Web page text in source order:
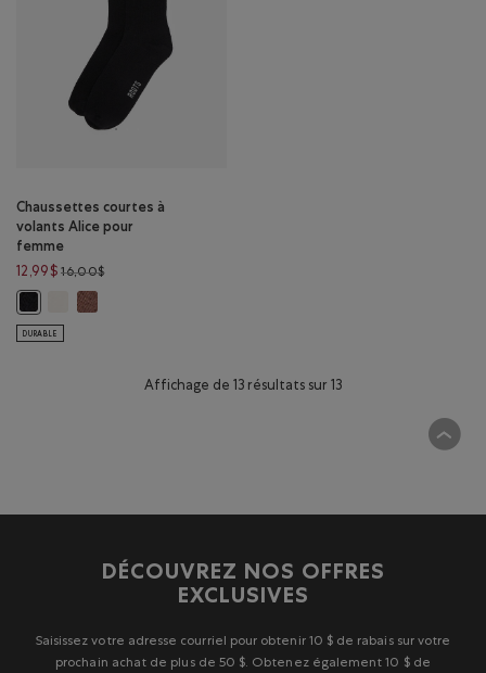
Chaussettes courtes à
volants Alice pour
femme
12,99$ 16,00$Prix réduit de 16,00$ à 12,99$
Chaussettes courtes à volants Alice pour femme : NOIR Couleur
Chaussettes courtes à volants Alice pour femme : BLANC Couleur
Chaussettes courtes à volants Alice pour femme : BRUN
DURABLE
Affichage de 13 résultats sur 13
DÉCOUVREZ NOS OFFRES
EXCLUSIVES
Saisissez votre adresse courriel pour obtenir 10 $ de rabais sur votre
prochain achat de plus de 50 $. Obtenez également 10 $ de